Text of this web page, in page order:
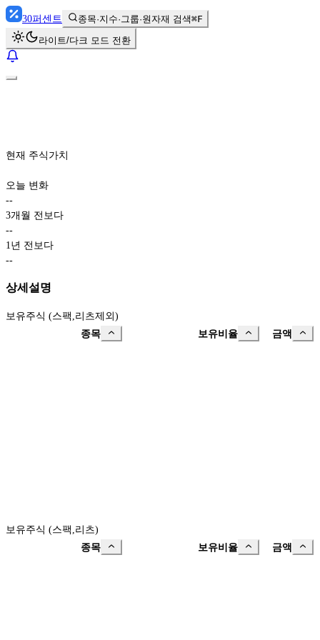
30퍼센트 종목·지수·그룹·원자재 검색⌘F
라이트/다크 모드 전환
현재 주식가치
오늘 변화
--
3개월 전보다
--
1년 전보다
--
상세설명
보유주식 (스팩,리츠제외)
종목
보유비율 금액
보유주식 (스팩,리츠)
종목
보유비율 금액